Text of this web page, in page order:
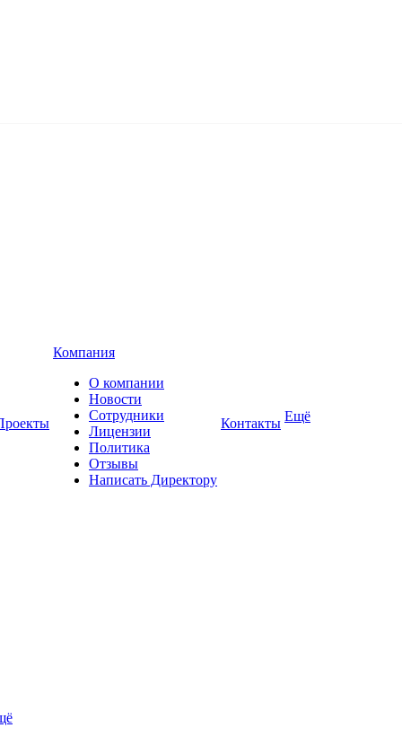
Компания
О компании
Новости
Сотрудники
Лицензии
Политика
Отзывы
Написать Директору
Контакты Ещё